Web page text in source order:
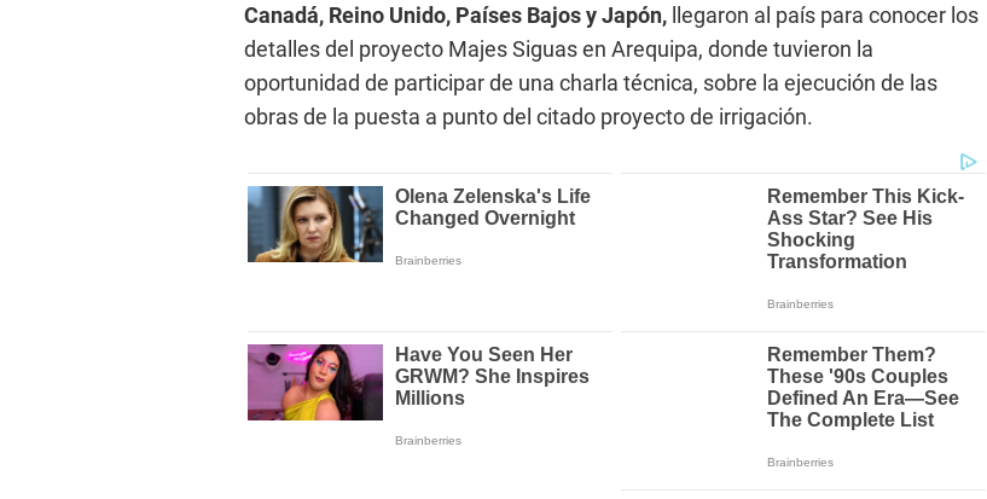
Canadá, Reino Unido, Países Bajos y Japón, llegaron al país para conocer los
detalles del proyecto Majes Siguas en Arequipa, donde tuvieron la
oportunidad de participar de una charla técnica, sobre la ejecución de las
obras de la puesta a punto del citado proyecto de irrigación.